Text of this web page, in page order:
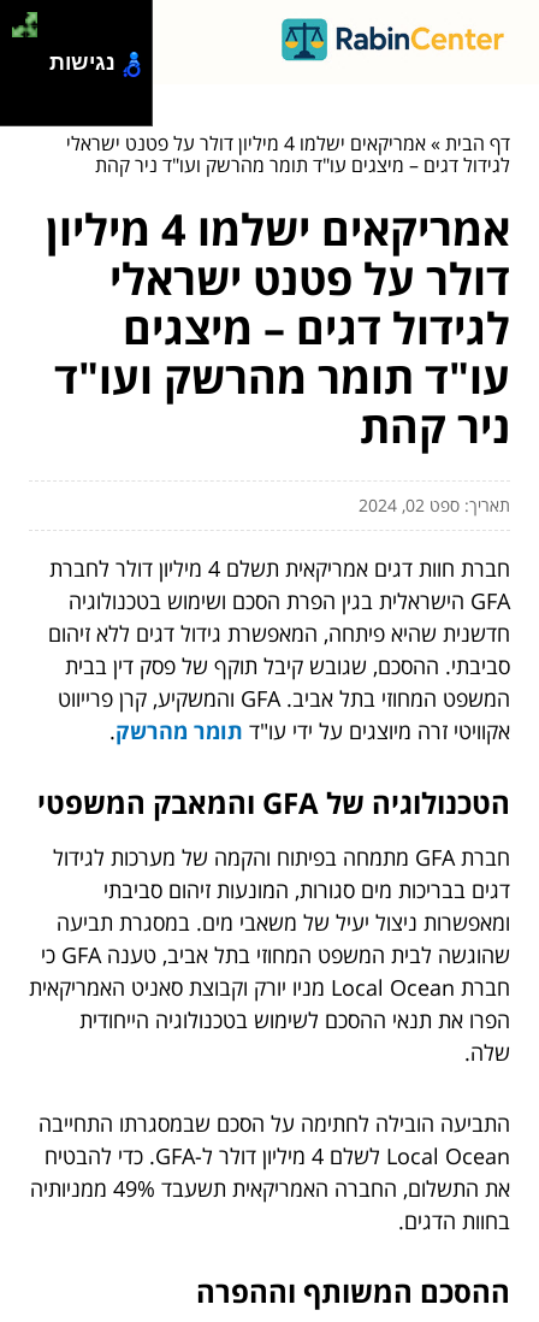
דף הבית»
אמריקאים ישלמו 4 מיליון דולר על פטנט ישראלי
לגידול דגים – מיצגים עו"ד תומר מהרשק ועו"ד ניר קהת
אמריקאים ישלמו 4 מיליון
דולר על פטנט ישראלי
לגידול דגים – מיצגים
עו"ד תומר מהרשק ועו"ד
ניר קהת
תאריך: ספט 02, 2024
חברת חוות דגים אמריקאית תשלם 4 מיליון דולר לחברת
GFA הישראלית בגין הפרת הסכם ושימוש בטכנולוגיה
חדשנית שהיא פיתחה, המאפשרת גידול דגים ללא זיהום
סביבתי. ההסכם, שגובש קיבל תוקף של פסק דין בבית
המשפט המחוזי בתל אביב. GFA והמשקיע, קרן פרייווט
אקוויטי זרה מיוצגים על ידי עו"ד תומר מהרשק.
הטכנולוגיה של GFA והמאבק המשפטי
חברת GFA מתמחה בפיתוח והקמה של מערכות לגידול
דגים בבריכות מים סגורות, המונעות זיהום סביבתי
ומאפשרות ניצול יעיל של משאבי מים. במסגרת תביעה
שהוגשה לבית המשפט המחוזי בתל אביב, טענה GFA כי
חברת Local Ocean מניו יורק וקבוצת סאניט האמריקאית
הפרו את תנאי ההסכם לשימוש בטכנולוגיה הייחודית
שלה.
התביעה הובילה לחתימה על הסכם שבמסגרתו התחייבה
Local Ocean לשלם 4 מיליון דולר ל-GFA. כדי להבטיח
את התשלום, החברה האמריקאית תשעבד 49% ממניותיה
בחוות הדגים.
ההסכם המשותף וההפרה
נגישות